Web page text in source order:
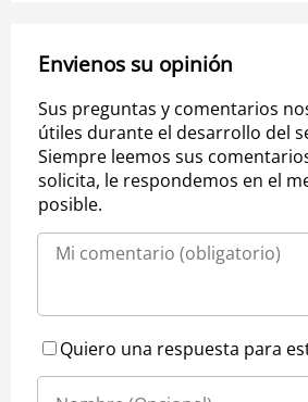
Envienos su opinión
Sus preguntas y comentarios
útiles durante el desarrollo del
Siempre leemos sus
solicita, le respondemos en el
posible.
Quiero una respuesta para